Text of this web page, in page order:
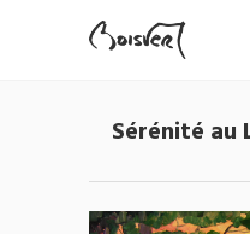
Sérénité au